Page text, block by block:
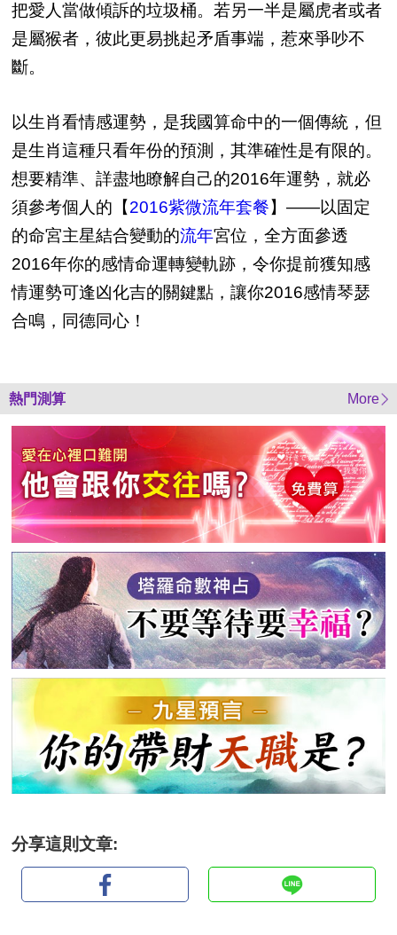
把愛人當做傾訴的垃圾桶。若另一半是屬虎者或者
是屬猴者，彼此更易挑起矛盾事端，惹來爭吵不
斷。
以生肖看情感運勢，是我國算命中的一個傳統，但
是生肖這種只看年份的預測，其準確性是有限的。
想要精準、詳盡地瞭解自己的2016年運勢，就必
須參考個人的【2016紫微流年套餐】——以固定
的命宮主星結合變動的流年宮位，全方面參透
2016年你的感情命運轉變軌跡，令你提前獲知感
情運勢可逢凶化吉的關鍵點，讓你2016感情琴瑟
合鳴，同德同心！
熱門測算 More
分享這則文章: